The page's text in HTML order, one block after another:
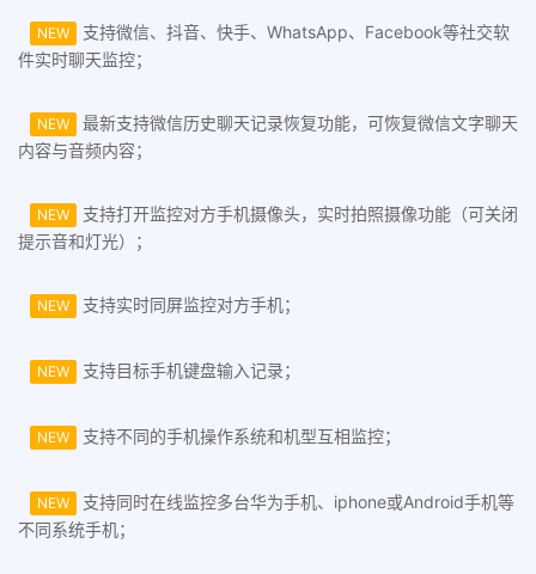
NEW
支持微信、抖音、快手、WhatsApp、Facebook等社交软
件实时聊天监控；
NEW
最新支持微信历史聊天记录恢复功能，可恢复微信文字聊天
内容与音频内容；
NEW
支持打开监控对方手机摄像头，实时拍照摄像功能（可关闭
提示音和灯光）；
NEW 支持实时同屏监控对方手机；
NEW 支持目标手机键盘输入记录；
NEW 支持不同的手机操作系统和机型互相监控；
NEW
支持同时在线监控多台华为手机、iphone或Android手机等
不同系统手机；